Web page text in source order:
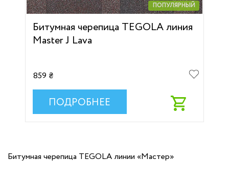
ПОПУЛЯРНЫЙ
Битумная черепица TEGOLA линия
Master J Lava
859 ₴
ПОДРОБНЕЕ
Битумная черепица TEGOLA линии «Мастер»